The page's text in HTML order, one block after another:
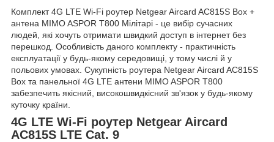
Комплект 4G LTE Wi-Fi роутер Netgear Aircard AC815S Box +
антена MIMO ASPOR T800 Мілітарі - це вибір сучасних
людей, які хочуть отримати швидкий доступ в інтернет без
перешкод. Особливість даного комплекту - практичність
експлуатації у будь-якому середовищі, у тому числі й у
польових умовах. Сукупність роутера Netgear Aircard AC815S
Box та панельної 4G LTE антени MIMO ASPOR T800
забезпечить якісний, високошвидкісний зв'язок у будь-якому
куточку країни.
4G LTE Wi-Fi роутер Netgear Aircard
AC815S LTE Cat. 9